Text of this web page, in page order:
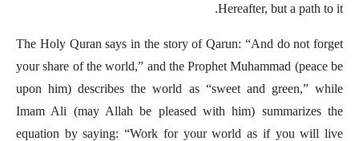
Hereafter, but a path to it.
The Holy Quran says in the story of Qarun: “And do not forget
your share of the world,” and the Prophet Muhammad (peace be
upon him) describes the world as “sweet and green,” while
Imam Ali (may Allah be pleased with him) summarizes the
equation by saying: “Work for your world as if you will live